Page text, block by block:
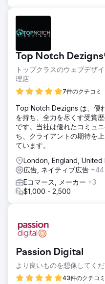
Top Notch
トップクラスのウェブデザ
理店
7件のクチコミ
Top Notch Dezigns は、優
を持ち、全力を尽くす受賞
です。当社は優れたコミュ
ち、クライアントの期待を
ています。
London, England, United
広告, ネイティブ広告 +44
Eコマース, メーカー +3
$1,000 - 2,500
Passion Digital
より良いものを想像してく
43件のクチコミ